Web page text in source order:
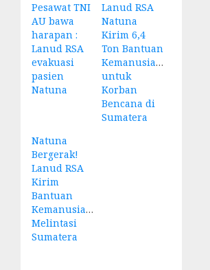
Pesawat TNI
AU bawa
harapan :
Lanud RSA
evakuasi
pasien
Natuna
Lanud RSA
Natuna
Kirim 6,4
Ton Bantuan
Kemanusiaan
untuk
Korban
Bencana di
Sumatera
Natuna
Bergerak!
Lanud RSA
Kirim
Bantuan
Kemanusiaan
Melintasi
Sumatera